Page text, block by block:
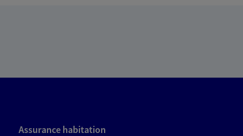
Assurance habitation